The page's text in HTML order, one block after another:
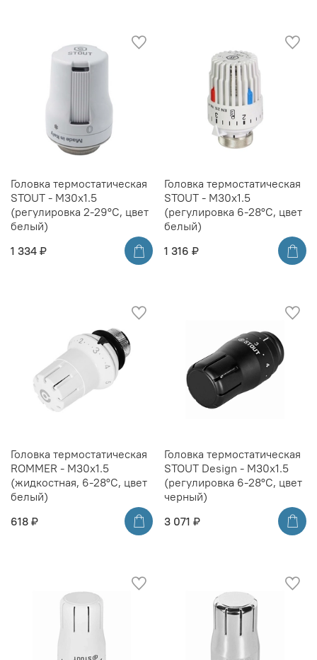
Головка термостатическая
STOUT - M30x1.5
(регулировка 2-29°C, цвет
белый)
1 334 ₽
Головка термостатическая
STOUT - M30x1.5
(регулировка 6-28°C, цвет
белый)
1 316 ₽
Головка термостатическая
ROMMER - M30x1.5
(жидкостная, 6-28°C, цвет
белый)
618 ₽
Головка термостатическая
STOUT Design - M30x1.5
(регулировка 6-28°C, цвет
черный)
3 071 ₽